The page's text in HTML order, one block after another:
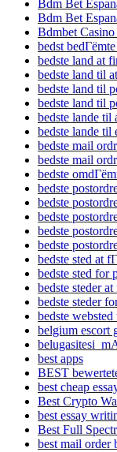
Bdm Bet
Bdm Bet
Bdmbet
bedst
bedste land at
bedste land til
bedste land til
bedste land til
bedste lande til
bedste lande til
bedste mail
bedste mail
bedste
bedste
bedste
bedste
bedste
bedste
bedste sted at
bedste sted for
bedste steder
bedste steder
bedste
belgium escort
best apps
BEST
best cheap
Best Crypto
best essay
Best Full
best mail order